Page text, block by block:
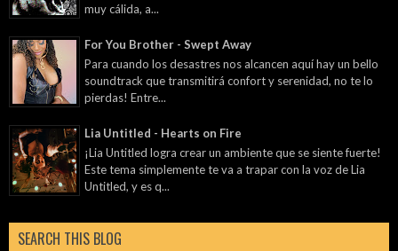
muy cálida, a...
For You Brother - Swept Away
Para cuando los desastres nos alcancen aquí hay un bello
soundtrack que transmitirá confort y serenidad, no te lo
pierdas! Entre...
Lia Untitled - Hearts on Fire
¡Lia Untitled logra crear un ambiente que se siente fuerte!
Este tema simplemente te va a trapar con la voz de Lia
Untitled, y es q...
SEARCH THIS BLOG